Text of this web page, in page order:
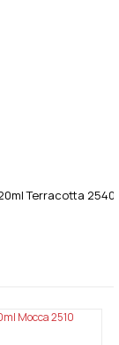
Terracotta 2540